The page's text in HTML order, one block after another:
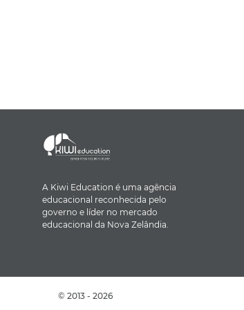
A Kiwi Education é uma agência
educacional reconhecida pelo
governo e líder no mercado
educacional da Nova Zelândia.
© 2013 - 2026